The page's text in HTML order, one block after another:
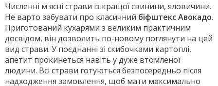
Численні м'ясні страви із кращої свинини, яловичини.
Не варто забувати про класичний біфштекс Авокадо.
Приготований кухарями з великим практичним
досвідом, він дозволить по-новому поглянути на цей
вид страви. У поєднанні зі скибочками картоплі,
апетит прокинеться навіть у дуже втомленої
людини. Всі страви готуються безпосередньо після
надходження замовлення, щоб мати максимально